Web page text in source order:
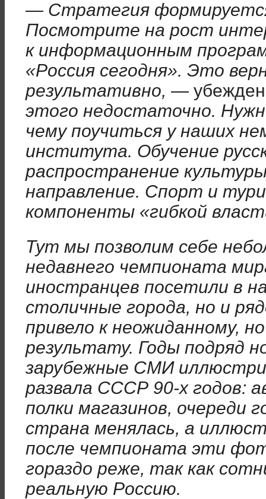
— Стратегия
Посмотрите на рост
к информационным
«Россия сегодня». Это
результативно, —
этого недостаточно.
чему поучиться у наших
института. Обучение
распространение
направление. Спорт и
компоненты «гибкой
Тут мы позволим себе
недавнего чемпионата
иностранцев посетили в
столичные города, но и
привело к неожиданному,
результату. Годы подряд
зарубежные СМИ
развала СССР 90-х годов:
полки магазинов, очереди
страна менялась, а
после чемпионата эти
гораздо реже, так как
реальную Россию.